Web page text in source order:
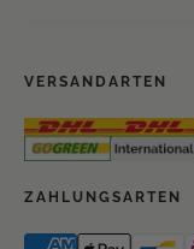
VERSANDARTEN
ZAHLUNGSARTEN